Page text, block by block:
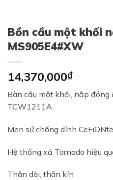
Bồn cầu một khối
MS905E4#XW
14,370,000₫
Bàn cầu một khối, nắp đóng
TCW1211A
Men sứ chống dính
Hệ thống xả Tornado hiệu
Thân dài, thân kín